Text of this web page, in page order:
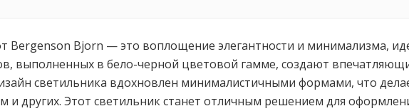
Bergenson Bjorn — это воплощение элегантности и минимализма,
выполненных в бело-черной цветовой гамме, создают
светильника вдохновлен минималистичными формами, что
других. Этот светильник станет отличным решением для